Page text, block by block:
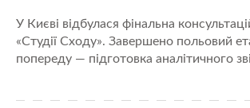
У Києві відбулася фінальна
«Студії Сходу». Завершено польовий
попереду — підготовка аналітичного